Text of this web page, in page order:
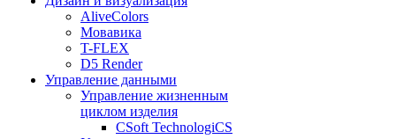
AliveColors
Мовавика
T-FLEX
D5 Render
Управление данными
Управление жизненным
циклом изделия
CSoft TechnologiCS